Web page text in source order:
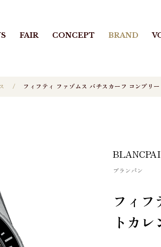
FAIR CONCEPT BRAND
フィフティ ファゾムス バチスカーフ コンプリ
ブランパン
フィ
トカ